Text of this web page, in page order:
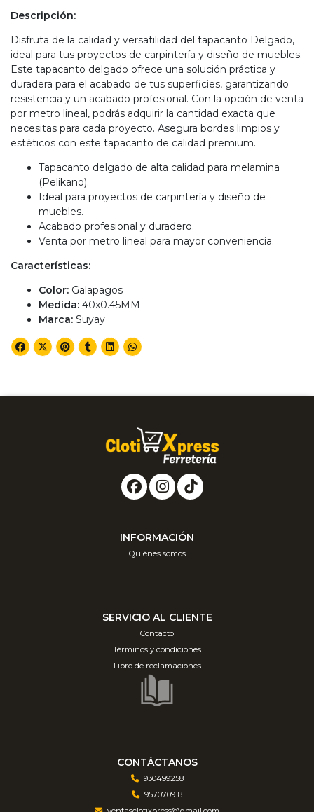
Descripción:
Disfruta de la calidad y versatilidad del tapacanto Delgado,
ideal para tus proyectos de carpintería y diseño de muebles.
Este tapacanto delgado ofrece una solución práctica y
duradera para el acabado de tus superficies, garantizando
resistencia y un acabado profesional. Con la opción de venta
por metro lineal, podrás adquirir la cantidad exacta que
necesitas para cada proyecto. Asegura bordes limpios y
estéticos con este tapacanto de calidad premium.
Tapacanto delgado de alta calidad para melamina
(Pelikano).
Ideal para proyectos de carpintería y diseño de
muebles.
Acabado profesional y duradero.
Venta por metro lineal para mayor conveniencia.
Características:
Color: Galapagos
Medida: 40x0.45MM
Marca: Suyay
INFORMACIÓN
Quiénes somos
SERVICIO AL CLIENTE
Contacto
Términos y condiciones
Libro de reclamaciones
CONTÁCTANOS
930499258
957070918